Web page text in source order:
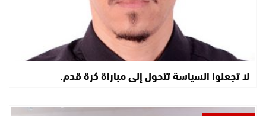
لا تجعلوا السياسة تتحول إلى مباراة كرة قدم.